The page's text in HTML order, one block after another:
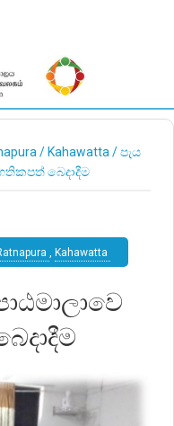
/ Kahawatta /පැය
පත් බෙදාදීම
, Kahawatta